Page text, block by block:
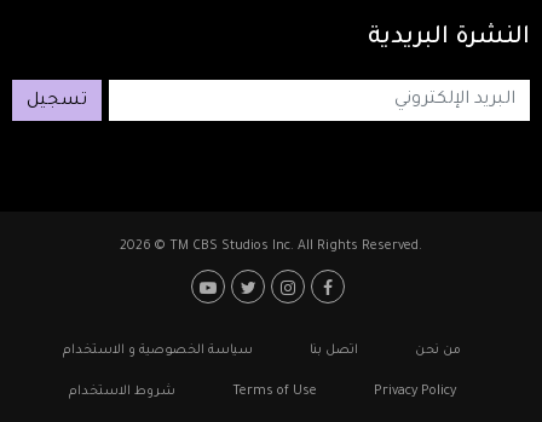
النشرة البريدية
تسجيل
2026 © TM CBS Studios Inc. All Rights Reserved.
Footer: Social Media
Footerمن نحن اتصل بنا سياسة الخصوصية و الاستخدام
Privacy Policy
Terms of Use شروط الاستخدام